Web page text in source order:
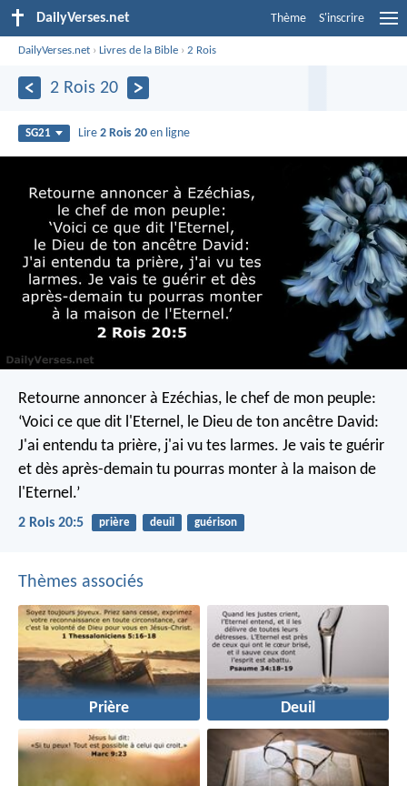
DailyVerses.net Thème S'inscrire
DailyVerses.net ›Livres de la Bible ›2 Rois
2 Rois 20
SG21 Lire2 Rois 20 en ligne
Retourne annoncer à Ezéchias, le chef de mon peuple:
‘Voici ce que dit l'Eternel, le Dieu de ton ancêtre David:
J'ai entendu ta prière, j'ai vu tes larmes. Je vais te guérir
et dès après-demain tu pourras monter à la maison de
l'Eternel.’
2 Rois 20:5 prière deuil guérison
Thèmes associés
Prière Deuil